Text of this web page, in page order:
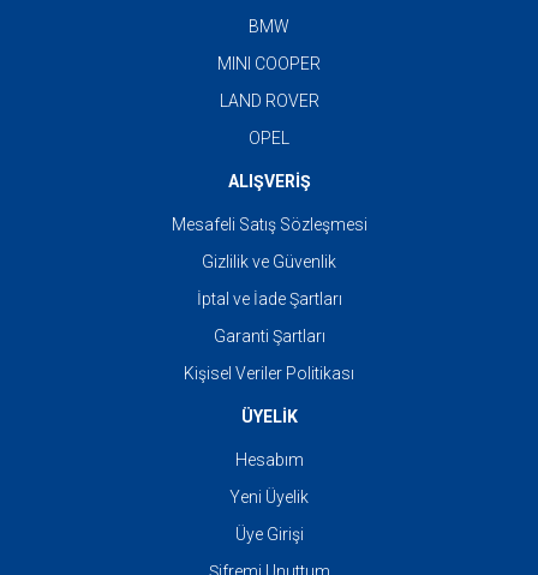
BMW
MINI COOPER
LAND ROVER
OPEL
ALIŞVERİŞ
Mesafeli Satış Sözleşmesi
Gizlilik ve Güvenlik
İptal ve İade Şartları
Garanti Şartları
Kişisel Veriler Politikası
ÜYELİK
Hesabım
Yeni Üyelik
Üye Girişi